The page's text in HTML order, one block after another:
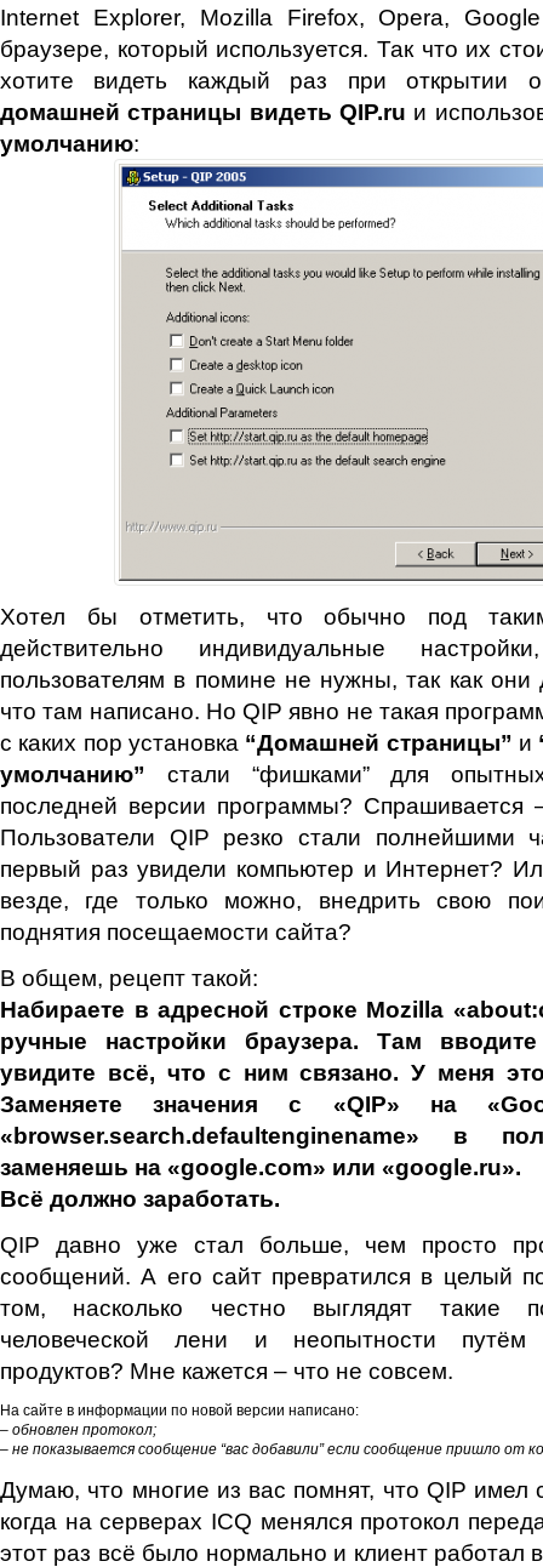
Internet Explorer, Mozilla Firefox, Opera,
браузере, который используется. Так что их
хотите видеть каждый раз при открытии
домашней страницы видеть QIP.ru и
умолчанию:
Хотел бы отметить, что обычно под
действительно индивидуальные
пользователям в помине не нужны, так как
что там написано. Но QIP явно не такая
с каких пор установка “Домашней страницы” и
умолчанию” стали “фишками” для
последней версии программы? Спрашивается
Пользователи QIP резко стали полнейшими
первый раз увидели компьютер и Интернет?
везде, где только можно, внедрить свою
поднятия посещаемости сайта?
В общем, рецепт такой:
Набираете в адресной строке Mozilla
ручные настройки браузера. Там
увидите всё, что с ним связано. У меня
Заменяете значения с «QIP» на
«browser.search.defaultenginename» в
заменяешь на «google.com» или «google.ru».
Всё должно заработать.
QIP давно уже стал больше, чем просто
сообщений. А его сайт превратился в целый
том, насколько честно выглядят такие
человеческой лени и неопытности путём
продуктов? Мне кажется – что не совсем.
На сайте в информации по новой версии написано:
– обновлен протокол;
– не показывается сообщение “вас добавили” если сообщение пришло от
Думаю, что многие из вас помнят, что QIP имел
когда на серверах ICQ менялся протокол
этот раз всё было нормально и клиент